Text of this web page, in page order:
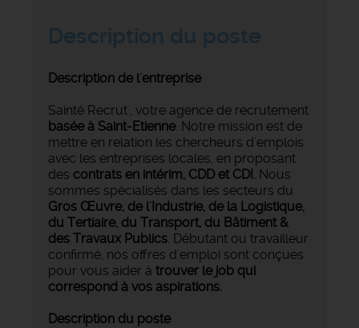
Description du poste
Description de l'entreprise
Sainté Recrut', votre agence de recrutement
basée à Saint-Etienne. Notre mission est de
mettre en relation les chercheurs d'emplois
avec les entreprises locales, en proposant
des contrats en intérim, CDD et CDI. Nous
sommes spécialisés dans les secteurs du
Gros Œuvre, de l'Industrie, de la Logistique,
du Tertiaire, du Transport, du Bâtiment &
des Travaux Publics. Débutant ou travailleur
confirmé, nos offres d'emploi sont conçues
pour vous aider à trouver le job qui
correspond à vos aspirations.
Description du poste